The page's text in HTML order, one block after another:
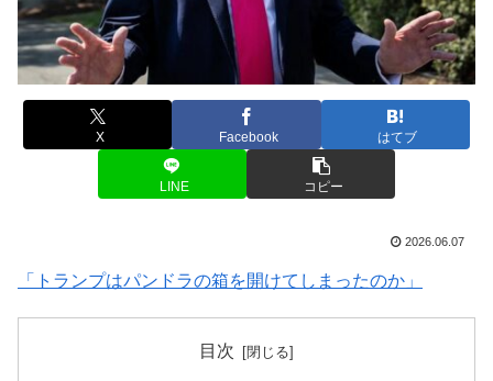
X Facebook はてブ
LINE コピー
2026.06.07
「トランプはパンドラの箱を開けてしまったのか」
目次